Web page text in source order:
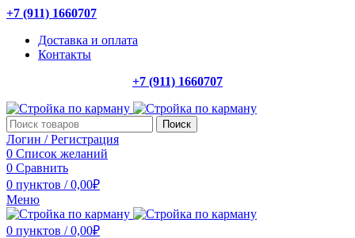
+7 (911) 1660707
Доставка и оплата
Контакты
+7 (911) 1660707
Поиск
Логин / Регистрация
0 Список желаний
0 Сравнить
0 пунктов / 0,00₽
Меню
0 пунктов / 0,00₽